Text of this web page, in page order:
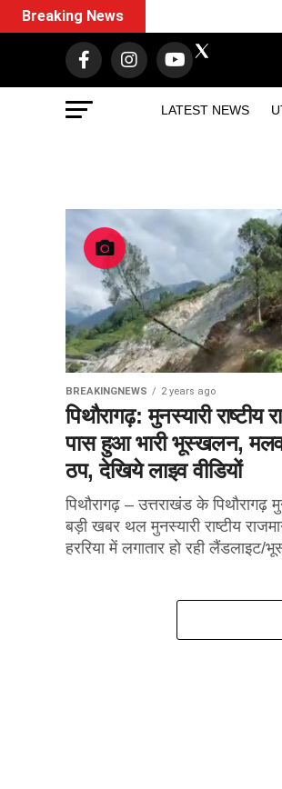
LATEST NEWS
Breaking News
BREAKINGNEWS 2 years ago
पिथौरागढ़: मुनस्यारी राष्टीय
पास हुआ भारी भूस्खलन,
ठप, देखिये लाइव वीडियों
पिथौरागढ़ – उत्तराखंड के पिथौरागढ़
बड़ी खबर थल मुनस्यारी राष्टीय
हररिया में लगातार हो रही लैंडलाइट/